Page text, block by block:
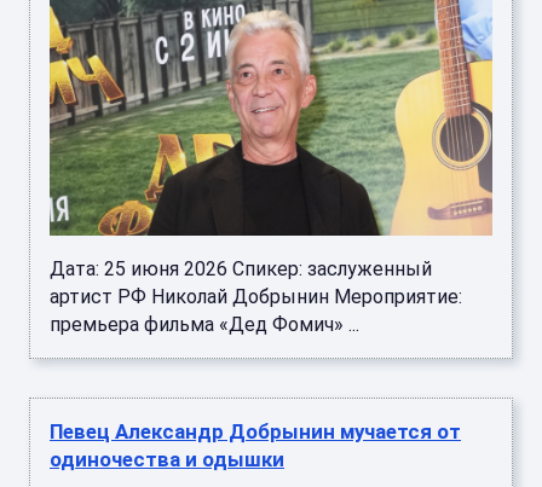
Дата: 25 июня 2026 Спикер: заслуженный
артист РФ Николай Добрынин Мероприятие:
премьера фильма «Дед Фомич» ...
Певец Александр Добрынин мучается от
одиночества и одышки